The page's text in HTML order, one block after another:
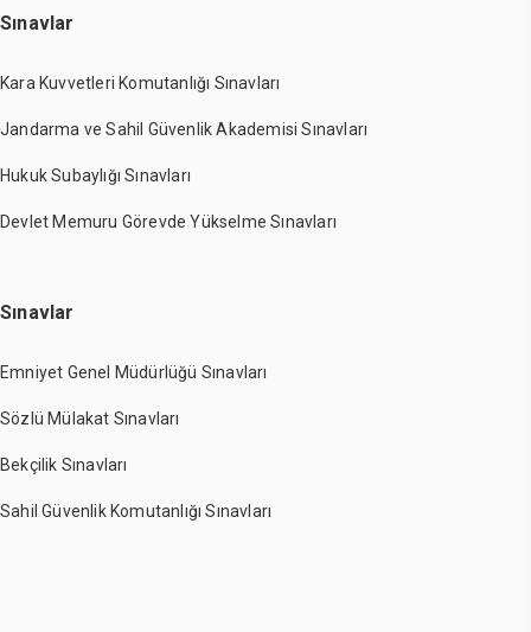
Sınavlar
Kara Kuvvetleri Komutanlığı Sınavları
Jandarma ve Sahil Güvenlik Akademisi Sınavları
Hukuk Subaylığı Sınavları
Devlet Memuru Görevde Yükselme Sınavları
Sınavlar
Emniyet Genel Müdürlüğü Sınavları
Sözlü Mülakat Sınavları
Bekçilik Sınavları
Sahil Güvenlik Komutanlığı Sınavları